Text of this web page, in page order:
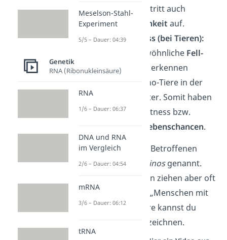
Sehen
. Teilweise tritt auch
Lichtempfindlichkeitauf.
Geringere Fitness (bei Tieren):
Durch die ungewöhnliche Fell-
oder Federfarbe
erkennen
Fressfeinde Albino-Tiere in der
Wildnis viel leichter. Somit haben
eine geringere Fitness bzw.
geringere Überlebenschancen.
Schon gewusst?
Die Betroffenen
werden oft auch
Albinosgenannt.
Betroffene Menschen ziehen aber oft
die neutralere Form „Menschen mit
Albinismus“ vor. Tiere kannst du
jedoch als Albino bezeichnen.
Meselson-Stahl-
Experiment
5/5 – Dauer: 04:39
Genetik
RNA (Ribonukleinsäure)
RNA
1/6 – Dauer: 06:37
DNA und RNA
im Vergleich
2/6 – Dauer: 04:54
mRNA
3/6 – Dauer: 06:12
tRNA